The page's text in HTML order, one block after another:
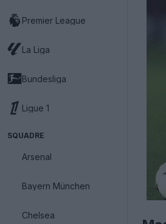
Premier League
La Liga
Bundesliga
Ligue 1
SQUADRE
Arsenal
Bayern München
Chelsea